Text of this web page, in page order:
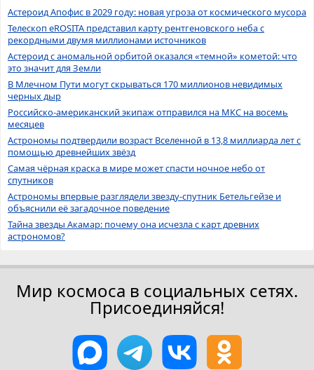
Астероид Апофис в 2029 году: новая угроза от космического мусора
Телескоп eROSITA представил карту рентгеновского неба с
рекордными двумя миллионами источников
Астероид с аномальной орбитой оказался «темной» кометой: что
это значит для Земли
В Млечном Пути могут скрываться 170 миллионов невидимых
черных дыр
Российско-американский экипаж отправился на МКС на восемь
месяцев
Астрономы подтвердили возраст Вселенной в 13,8 миллиарда лет с
помощью древнейших звёзд
Самая чёрная краска в мире может спасти ночное небо от
спутников
Астрономы впервые разглядели звезду-спутник Бетельгейзе и
объяснили её загадочное поведение
Тайна звезды Акамар: почему она исчезла с карт древних
астрономов?
Мир космоса в социальных сетях.
Присоединяйся!